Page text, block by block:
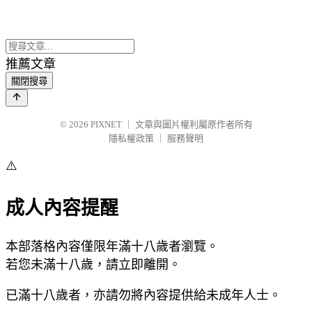
推薦文章
關閉搜尋
© 2026 PIXNET
文章與圖片權利屬原作者所有
隱私權政策
服務聲明
⚠️
成人內容提醒
本部落格內容僅限年滿十八歲者瀏覽。
若您未滿十八歲，請立即離開。
已滿十八歲者，亦請勿將內容提供給未成年人士。